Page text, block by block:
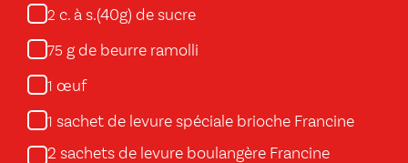
2 c. à s.(40g) de sucre
75 g de beurre ramolli
1 œuf
1 sachet de levure spéciale brioche Francine
2 sachets de levure boulangère Francine